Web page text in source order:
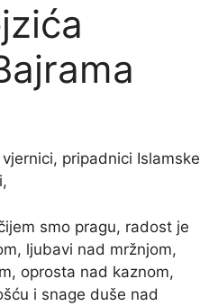
pripadnici Islamske
smo pragu, radost je
ljubavi nad mržnjom,
oprosta nad kaznom,
i snage duše nad